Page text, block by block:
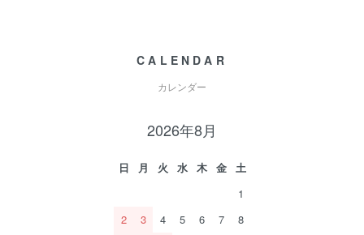
CALENDAR
カレンダー
2026年8月
日 月 火 水 木 金
土
1
2
3 4 5 6 7
8